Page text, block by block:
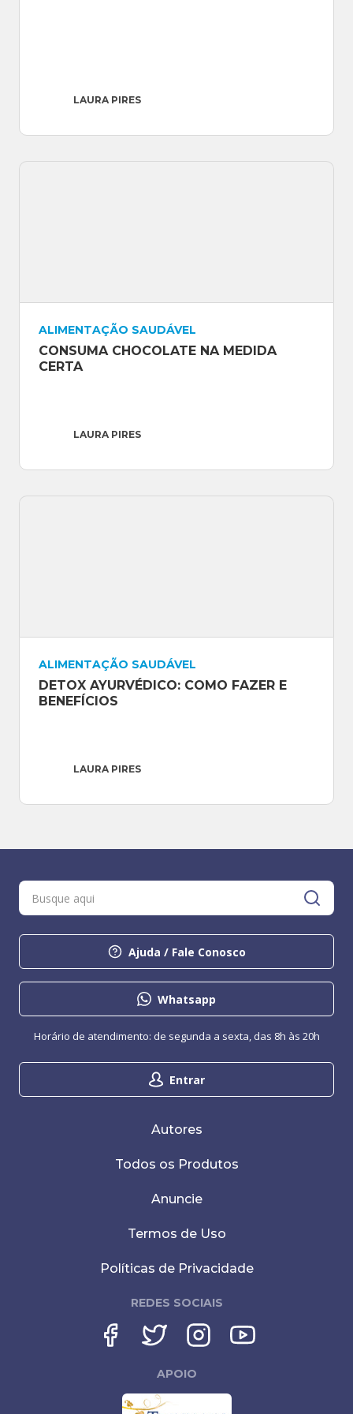
LAURA PIRES
ALIMENTAÇÃO SAUDÁVEL
CONSUMA CHOCOLATE NA MEDIDA
CERTA
LAURA PIRES
ALIMENTAÇÃO SAUDÁVEL
DETOX AYURVÉDICO: COMO FAZER E
BENEFÍCIOS
LAURA PIRES
Ajuda / Fale Conosco
Whatsapp
Entrar
Horário de atendimento: de segunda a sexta, das 8h às 20h
Autores
Todos os Produtos
Anuncie
Termos de Uso
Políticas de Privacidade
REDES SOCIAIS
APOIO